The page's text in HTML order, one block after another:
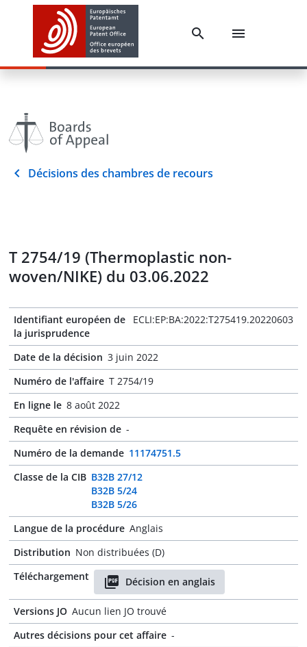
Décisions des chambres de recours
T 2754/19 (Thermoplastic non-
woven/NIKE) du 03.06.2022
Identifiant européen de
la jurisprudence
ECLI:EP:BA:2022:T275419.20220603
Date de la décision 3 juin 2022
Numéro de l'affaire T 2754/19
En ligne le 8 août 2022
Requête en révision de -
Numéro de la demande 11174751.5
Classe de la CIB B32B 27/12
B32B 5/24
B32B 5/26
Langue de la procédure Anglais
Distribution Non distribuées (D)
Téléchargement
Décision en anglais
Versions JO Aucun lien JO trouvé
Autres décisions pour cet affaire -